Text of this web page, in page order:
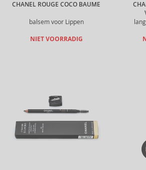
CHANEL ROUGE COCO BAUME
balsem voor Lippen
NIET VOORRADIG